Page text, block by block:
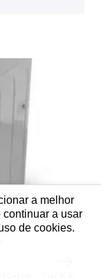
a melhor
a usar
de cookies.